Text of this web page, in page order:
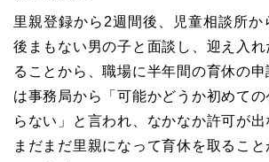
里親登録から2週間後、児童相談所か
後まもない男の子と面談し、迎え入れ
ることから、職場に半年間の育休の
は事務局から「可能かどうか初めて
らない」と言われ、なかなか許可が
まだまだ里親になって育休を取るこ